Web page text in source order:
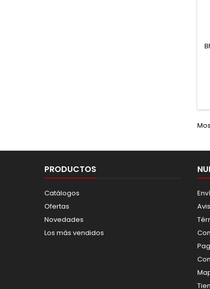
PRODUCTOS
Catálogos
Ofertas
Novedades
Los más vendidos